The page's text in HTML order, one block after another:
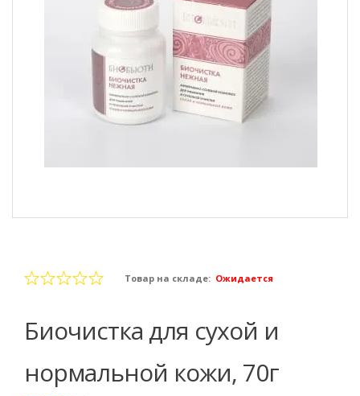
Товар на складе: Ожидается
Биочистка для сухой и
нормальной кожи, 70г